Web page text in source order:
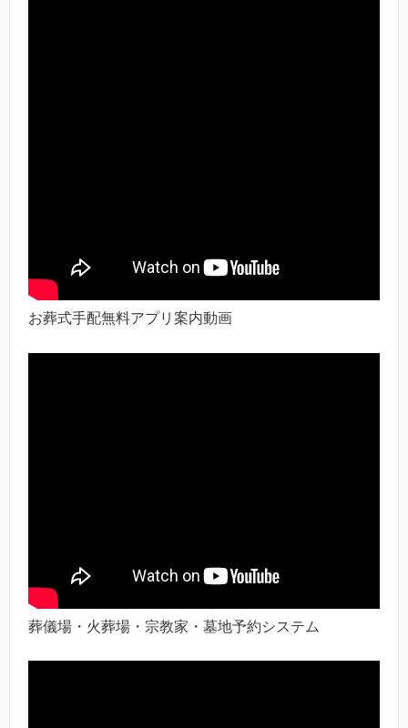
お葬式手配無料アプリ案内動画
葬儀場・火葬場・宗教家・墓地予約システム